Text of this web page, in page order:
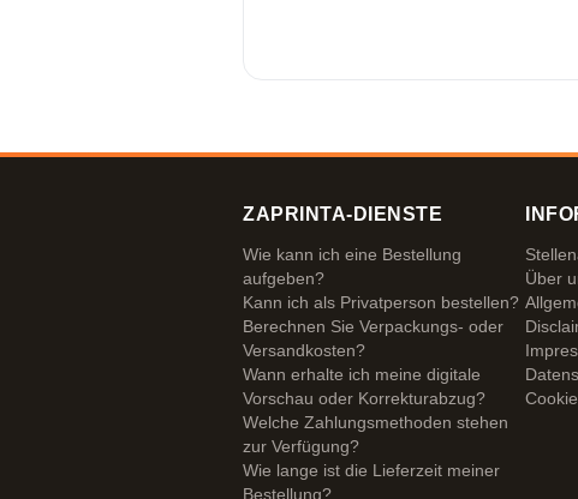
ZAPRINTA-DIENSTE
Wie kann ich eine Bestellung
aufgeben?
Kann ich als Privatperson bestellen?
Berechnen Sie Verpackungs- oder
Versandkosten?
Wann erhalte ich meine digitale
Vorschau oder Korrekturabzug?
Welche Zahlungsmethoden stehen
zur Verfügung?
Wie lange ist die Lieferzeit meiner
Bestellung?
Über